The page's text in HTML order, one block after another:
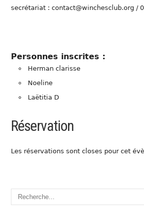
secrétariat : contact@winchesclub.org /
Personnes inscrites :
Herman clarisse
Noeline
Laëtitia D
Réservation
Les réservations sont closes pour cet